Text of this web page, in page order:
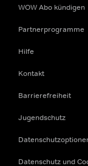
WOW Abo kündigen
Partnerprogramme
Hilfe
Kontakt
Barrierefreiheit
Jugendschutz
Datenschutz und